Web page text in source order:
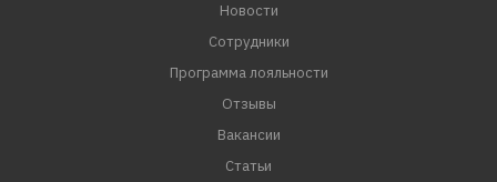
Новости
Сотрудники
Программа лояльности
Отзывы
Вакансии
Статьи